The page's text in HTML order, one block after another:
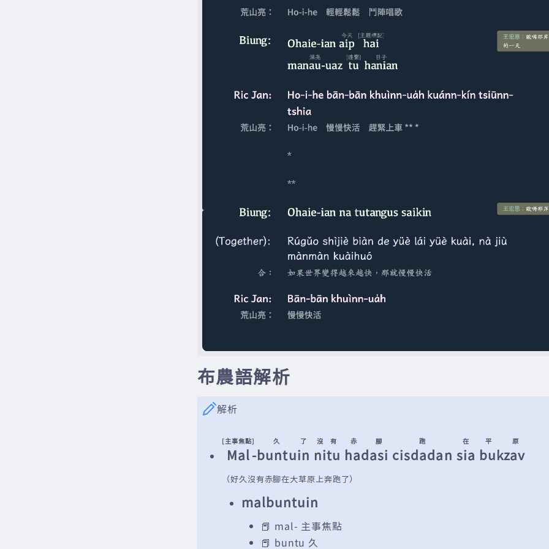
布農語解析
解析
Mal
[主事焦點]
-buntu
久
in
了
nitu
沒有
hadasi
赤腳
cisdadan
跑
sia
在
bukzav
平原
（好久沒有赤腳在大草原上奔跑了）
malbuntuin
📕 mal- 主事焦點
📕 buntu 久